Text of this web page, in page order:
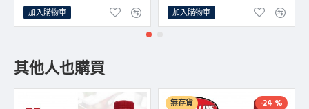
加入購物車 加入購物車
其他人也購買
-24 %
無存貨